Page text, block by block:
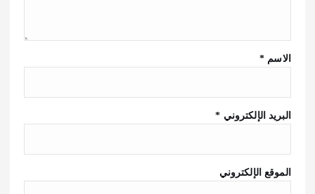
الاسم *
البريد الإلكتروني *
الموقع الإلكتروني